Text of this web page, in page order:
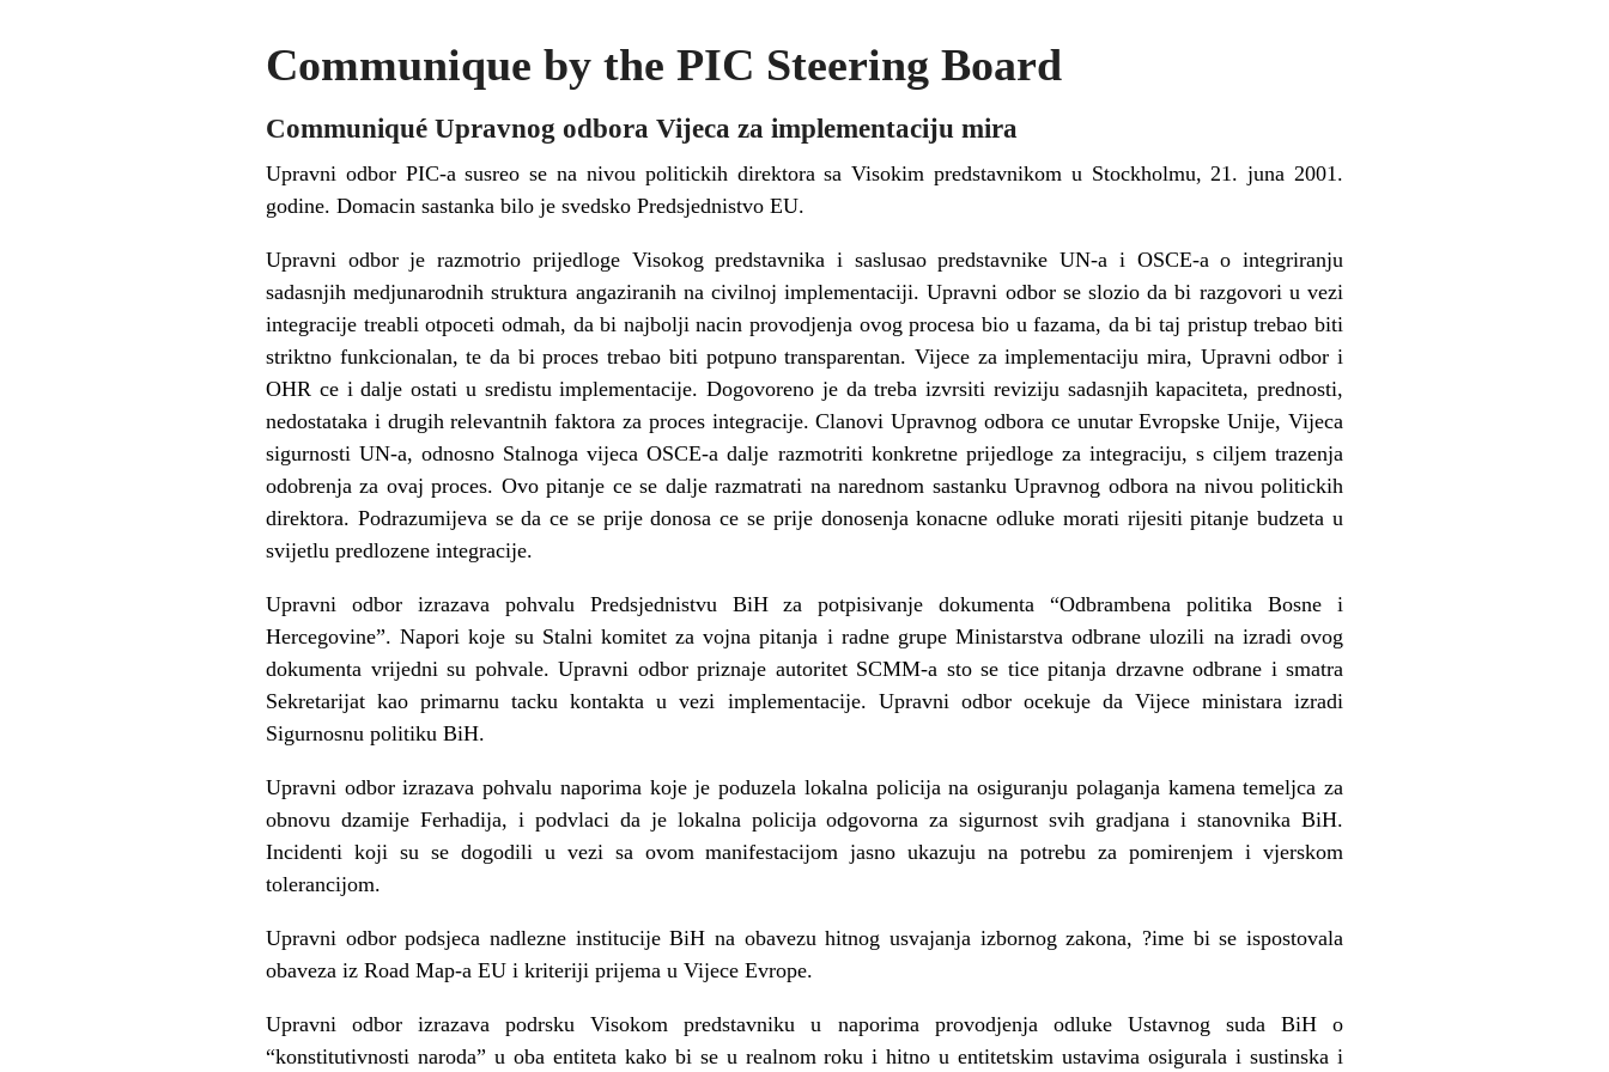
Communique by the PIC Steering Board
Communiqué Upravnog odbora Vijeca za implementaciju mira
Upravni odbor PIC-a susreo se na nivou politickih direktora sa Visokim predstavnikom u Stockholmu, 21. juna 2001.
godine. Domacin sastanka bilo je svedsko Predsjednistvo EU.
Upravni odbor je razmotrio prijedloge Visokog predstavnika i saslusao predstavnike UN-a i OSCE-a o integriranju
sadasnjih medjunarodnih struktura angaziranih na civilnoj implementaciji. Upravni odbor se slozio da bi razgovori u vezi
integracije treabli otpoceti odmah, da bi najbolji nacin provodjenja ovog procesa bio u fazama, da bi taj pristup trebao biti
striktno funkcionalan, te da bi proces trebao biti potpuno transparentan. Vijece za implementaciju mira, Upravni odbor i
OHR ce i dalje ostati u sredistu implementacije. Dogovoreno je da treba izvrsiti reviziju sadasnjih kapaciteta, prednosti,
nedostataka i drugih relevantnih faktora za proces integracije. Clanovi Upravnog odbora ce unutar Evropske Unije, Vijeca
sigurnosti UN-a, odnosno Stalnoga vijeca OSCE-a dalje razmotriti konkretne prijedloge za integraciju, s ciljem trazenja
odobrenja za ovaj proces. Ovo pitanje ce se dalje razmatrati na narednom sastanku Upravnog odbora na nivou politickih
direktora. Podrazumijeva se da ce se prije donosa ce se prije donosenja konacne odluke morati rijesiti pitanje budzeta u
svijetlu predlozene integracije.
Upravni odbor izrazava pohvalu Predsjednistvu BiH za potpisivanje dokumenta “Odbrambena politika Bosne i
Hercegovine”. Napori koje su Stalni komitet za vojna pitanja i radne grupe Ministarstva odbrane ulozili na izradi ovog
dokumenta vrijedni su pohvale. Upravni odbor priznaje autoritet SCMM-a sto se tice pitanja drzavne odbrane i smatra
Sekretarijat kao primarnu tacku kontakta u vezi implementacije. Upravni odbor ocekuje da Vijece ministara izradi
Sigurnosnu politiku BiH.
Upravni odbor izrazava pohvalu naporima koje je poduzela lokalna policija na osiguranju polaganja kamena temeljca za
obnovu dzamije Ferhadija, i podvlaci da je lokalna policija odgovorna za sigurnost svih gradjana i stanovnika BiH.
Incidenti koji su se dogodili u vezi sa ovom manifestacijom jasno ukazuju na potrebu za pomirenjem i vjerskom
tolerancijom.
Upravni odbor podsjeca nadlezne institucije BiH na obavezu hitnog usvajanja izbornog zakona, ?ime bi se ispostovala
obaveza iz Road Map-a EU i kriteriji prijema u Vijece Evrope.
Upravni odbor izrazava podrsku Visokom predstavniku u naporima provodjenja odluke Ustavnog suda BiH o
“konstitutivnosti naroda” u oba entiteta kako bi se u realnom roku i hitno u entitetskim ustavima osigurala i sustinska i